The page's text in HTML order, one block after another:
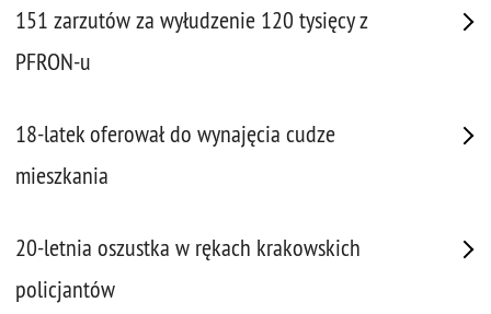
151 zarzutów za wyłudzenie 120 tysięcy z
PFRON-u
18-latek oferował do wynajęcia cudze
mieszkania
20-letnia oszustka w rękach krakowskich
policjantów